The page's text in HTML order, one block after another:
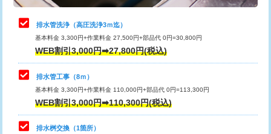
排水管工事（追加 排水管工事/3ｍ超
え）
マス交換（土の掘削・埋め戻し作業）
マス交換（深さ50㎝未満）
マス交換（深さ50㎝以上）
コンクリート斫り（厚さ10㎝まで）
止水・漏水調査・防水処理・清掃・修
理・調整・分解・加工など（中作業）
22,000円
止水・漏水調査・防水処理・清掃・修
理・調整・分解・加工など（重作業）
33,000円
その他部品の脱着
交換・取付（タンク）
交換・取付(単水栓（壁付・デッキ
排水管洗浄（高圧洗浄3ｍ迄）
基本料金 3,300円+作業料金 27,500円+部品代 0円=30,800円
WEB割引3,000円➡27,800円(税込)
排水管工事（8ｍ）
基本料金 3,300円+作業料金 110,000円+部品代 0円=113,300円
WEB割引3,000円➡110,300円(税込)
排水桝交換（1箇所）